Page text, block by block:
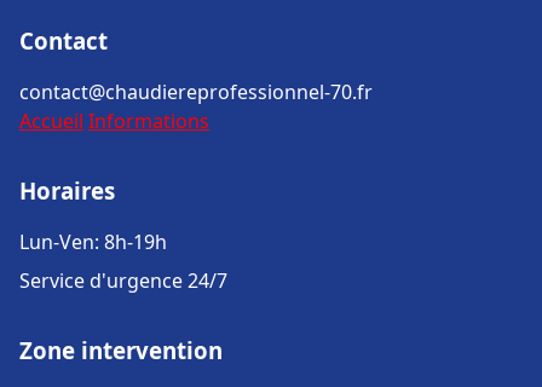
Contact
contact@chaudiereprofessionnel-70.fr
Accueil Informations
Horaires
Lun-Ven: 8h-19h
Service d'urgence 24/7
Zone intervention